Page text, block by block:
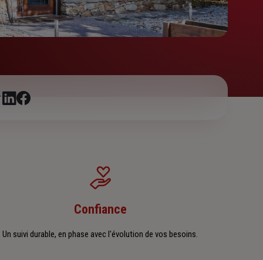
Confiance
Un suivi durable, en phase avec l'évolution de vos besoins.